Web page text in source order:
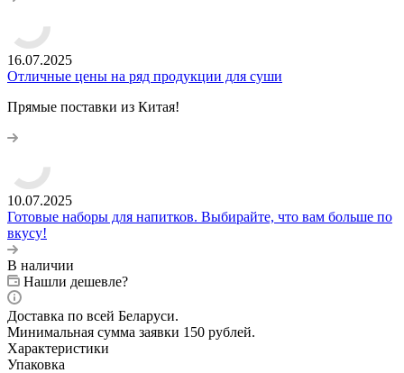
16.07.2025
Отличные цены на ряд продукции для суши
Прямые поставки из Китая!
10.07.2025
Готовые наборы для напитков. Выбирайте, что вам больше по
вкусу!
В наличии
Нашли дешевле?
Доставка по всей Беларуси.
Минимальная сумма заявки 150 рублей.
Характеристики
Упаковка